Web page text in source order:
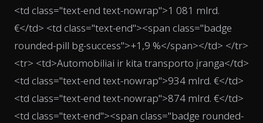
<td class="text-end text-nowrap">1 081 mlrd.
€</td> <td class="text-end"><span class="badge
rounded-pill bg-success">+1,9 %</span></td> </tr>
<tr> <td>Automobiliai ir kita transporto įranga</td>
<td class="text-end text-nowrap">934 mlrd. €</td>
<td class="text-end text-nowrap">874 mlrd. €</td>
<td class="text-end"><span class="badge rounded-